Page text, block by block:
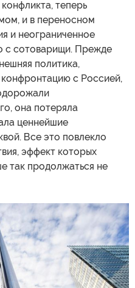
теперь
и в переносном
и неограниченное
с сотоварищи. Прежде
политика,
с Россией,
она потеряла
ценнейшие
Все это повлекло
эффект которых
так продолжаться не